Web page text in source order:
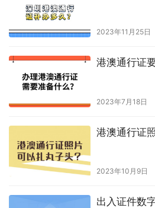
2023年11月25日
港澳通行证
2023年7月18日
港澳通行证
2023年10月9日
出入证件数